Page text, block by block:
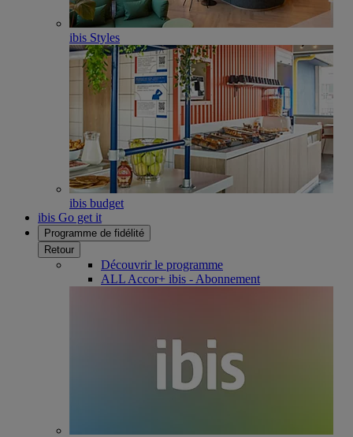
ibis Styles
ibis budget
ibis Go get it
Programme de fidélité
Retour
Découvrir le programme
ALL Accor+ ibis - Abonnement